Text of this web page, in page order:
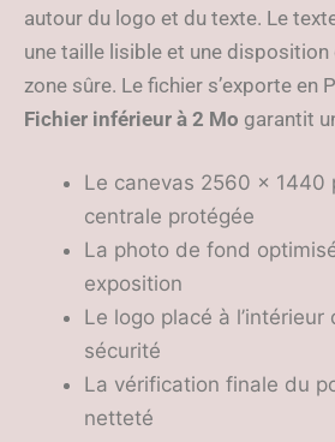
autour du logo et du texte. Le
une taille lisible et une disposition
zone sûre. Le fichier s’exporte en
Fichier inférieur à 2 Mo garantit
Le canevas 2560 × 1440
centrale protégée
La photo de fond
exposition
Le logo placé à l’intérieur
sécurité
La vérification finale du
netteté